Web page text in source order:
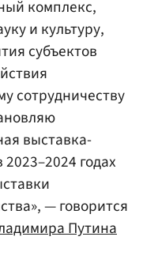
комплекс,
и культуру,
субъектов
сотрудничеству
выставка-
годах
— говорится
Путина